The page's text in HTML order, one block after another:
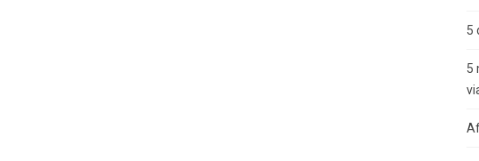
5
5